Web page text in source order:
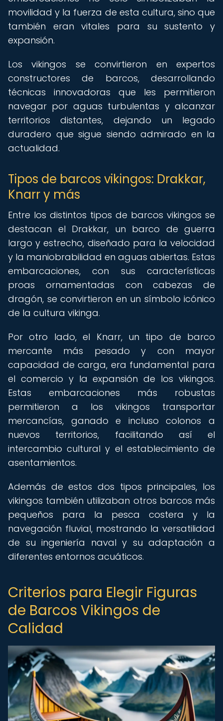
movilidad y la fuerza de esta cultura, sino que
también eran vitales para su sustento y
expansión.
Los vikingos se convirtieron en expertos
constructores de barcos, desarrollando
técnicas innovadoras que les permitieron
navegar por aguas turbulentas y alcanzar
territorios distantes, dejando un legado
duradero que sigue siendo admirado en la
actualidad.
Tipos de barcos vikingos: Drakkar,
Knarr y más
Entre los distintos tipos de barcos vikingos se
destacan el Drakkar, un barco de guerra
largo y estrecho, diseñado para la velocidad
y la maniobrabilidad en aguas abiertas. Estas
embarcaciones, con sus características
proas ornamentadas con cabezas de
dragón, se convirtieron en un símbolo icónico
de la cultura vikinga.
Por otro lado, el Knarr, un tipo de barco
mercante más pesado y con mayor
capacidad de carga, era fundamental para
el comercio y la expansión de los vikingos.
Estas embarcaciones más robustas
permitieron a los vikingos transportar
mercancías, ganado e incluso colonos a
nuevos territorios, facilitando así el
intercambio cultural y el establecimiento de
asentamientos.
Además de estos dos tipos principales, los
vikingos también utilizaban otros barcos más
pequeños para la pesca costera y la
navegación fluvial, mostrando la versatilidad
de su ingeniería naval y su adaptación a
diferentes entornos acuáticos.
Criterios para Elegir Figuras
de Barcos Vikingos de
Calidad